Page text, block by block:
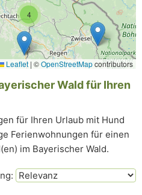
4
Leaflet | ©OpenStreetMapcontributors
Wald für Ihren
für Ihren Urlaub mit Hund
Ferienwohnungen für einen
im Bayerischer Wald.